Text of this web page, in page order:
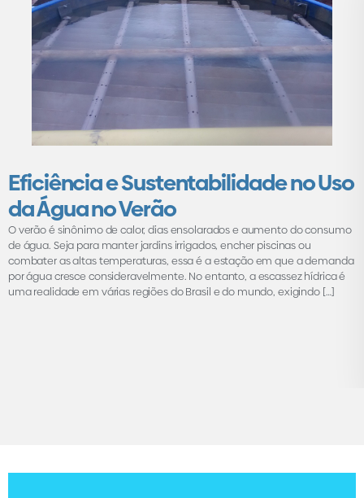
Eficiência e Sustentabilidade no Uso
da Água no Verão
O verão é sinônimo de calor, dias ensolarados e aumento do consumo
de água. Seja para manter jardins irrigados, encher piscinas ou
combater as altas temperaturas, essa é a estação em que a demanda
por água cresce consideravelmente. No entanto, a escassez hídrica é
uma realidade em várias regiões do Brasil e do mundo, exigindo […]